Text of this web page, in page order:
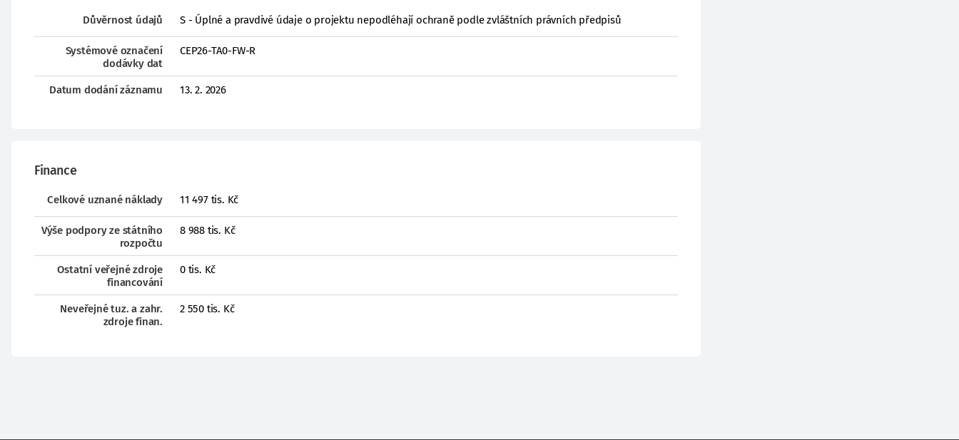
Důvěrnost údajů S - Úplné a pravdivé údaje o projektu nepodléhají ochraně podle zvláštních právních předpisů
Systémové označení
dodávky dat
CEP26-TA0-FW-R
Datum dodání záznamu 13. 2. 2026
Finance
Celkové uznané náklady 11 497 tis. Kč
Výše podpory ze státního
rozpočtu
8 988 tis. Kč
Ostatní veřejné zdroje
financování
0 tis. Kč
Neveřejné tuz. a zahr.
zdroje finan.
2 550 tis. Kč